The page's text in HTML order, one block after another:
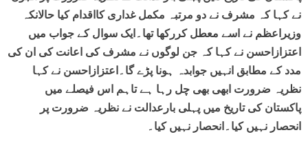
نے کہا کہ مشرف نے دو مرتبہ مکمل غداری کااقدام کیا حالانکہ
وزیراعظم نے اسے معطل کررکھا تھا۔ایک سوال کے جواب میں
اعتزازاحسن نے کہا کہ جن لوگوں نے مشرف کی اعانت کی ان کی
مدد کے مطابق انہیں جوابدہ ہونا پڑے گا۔اعتزازاحسن نے کہا
نظریہ ضرورت ابھی بھی چل رہا ہے تاہم اس فیصلے میں
پاکستان کی تاریخ میں پہلی بارعدالت نے نظریہ ضرورت پر
انحصار نہیں کیا۔انحصار نہیں کیا۔